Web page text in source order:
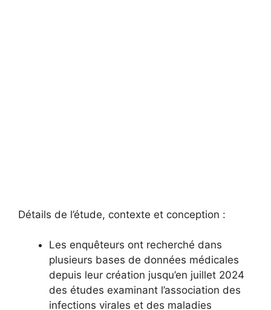
Détails de l’étude, contexte et conception :
Les enquêteurs ont recherché dans
plusieurs bases de données médicales
depuis leur création jusqu’en juillet 2024
des études examinant l’association des
infections virales et des maladies